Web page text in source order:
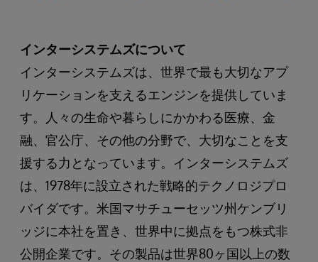
インターシステムズについて
インターシステムズは、世界で最も大切なアプ
リケーションを支えるエンジンを提供していま
す。人々の生命や暮らしにかかわる医療、金
融、官公庁、その他の分野で、大切なことを支
援する力となっています。インターシステムズ
は、1978年に設立された戦略的テクノロジプロ
バイダです。米国マサチューセッツ州ケンブリ
ッジに本社を置き、世界中に拠点をもつ株式非
公開企業です。その製品は世界80ヶ国以上の数